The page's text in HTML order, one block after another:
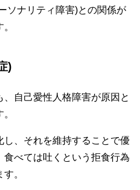
ソナリティ障害)との関係が
)
自己愛性人格障害が原因と
し、それを維持することで優
べては吐くという拒食行為
。